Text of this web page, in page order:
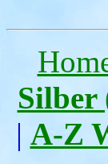
Silber
| A-Z